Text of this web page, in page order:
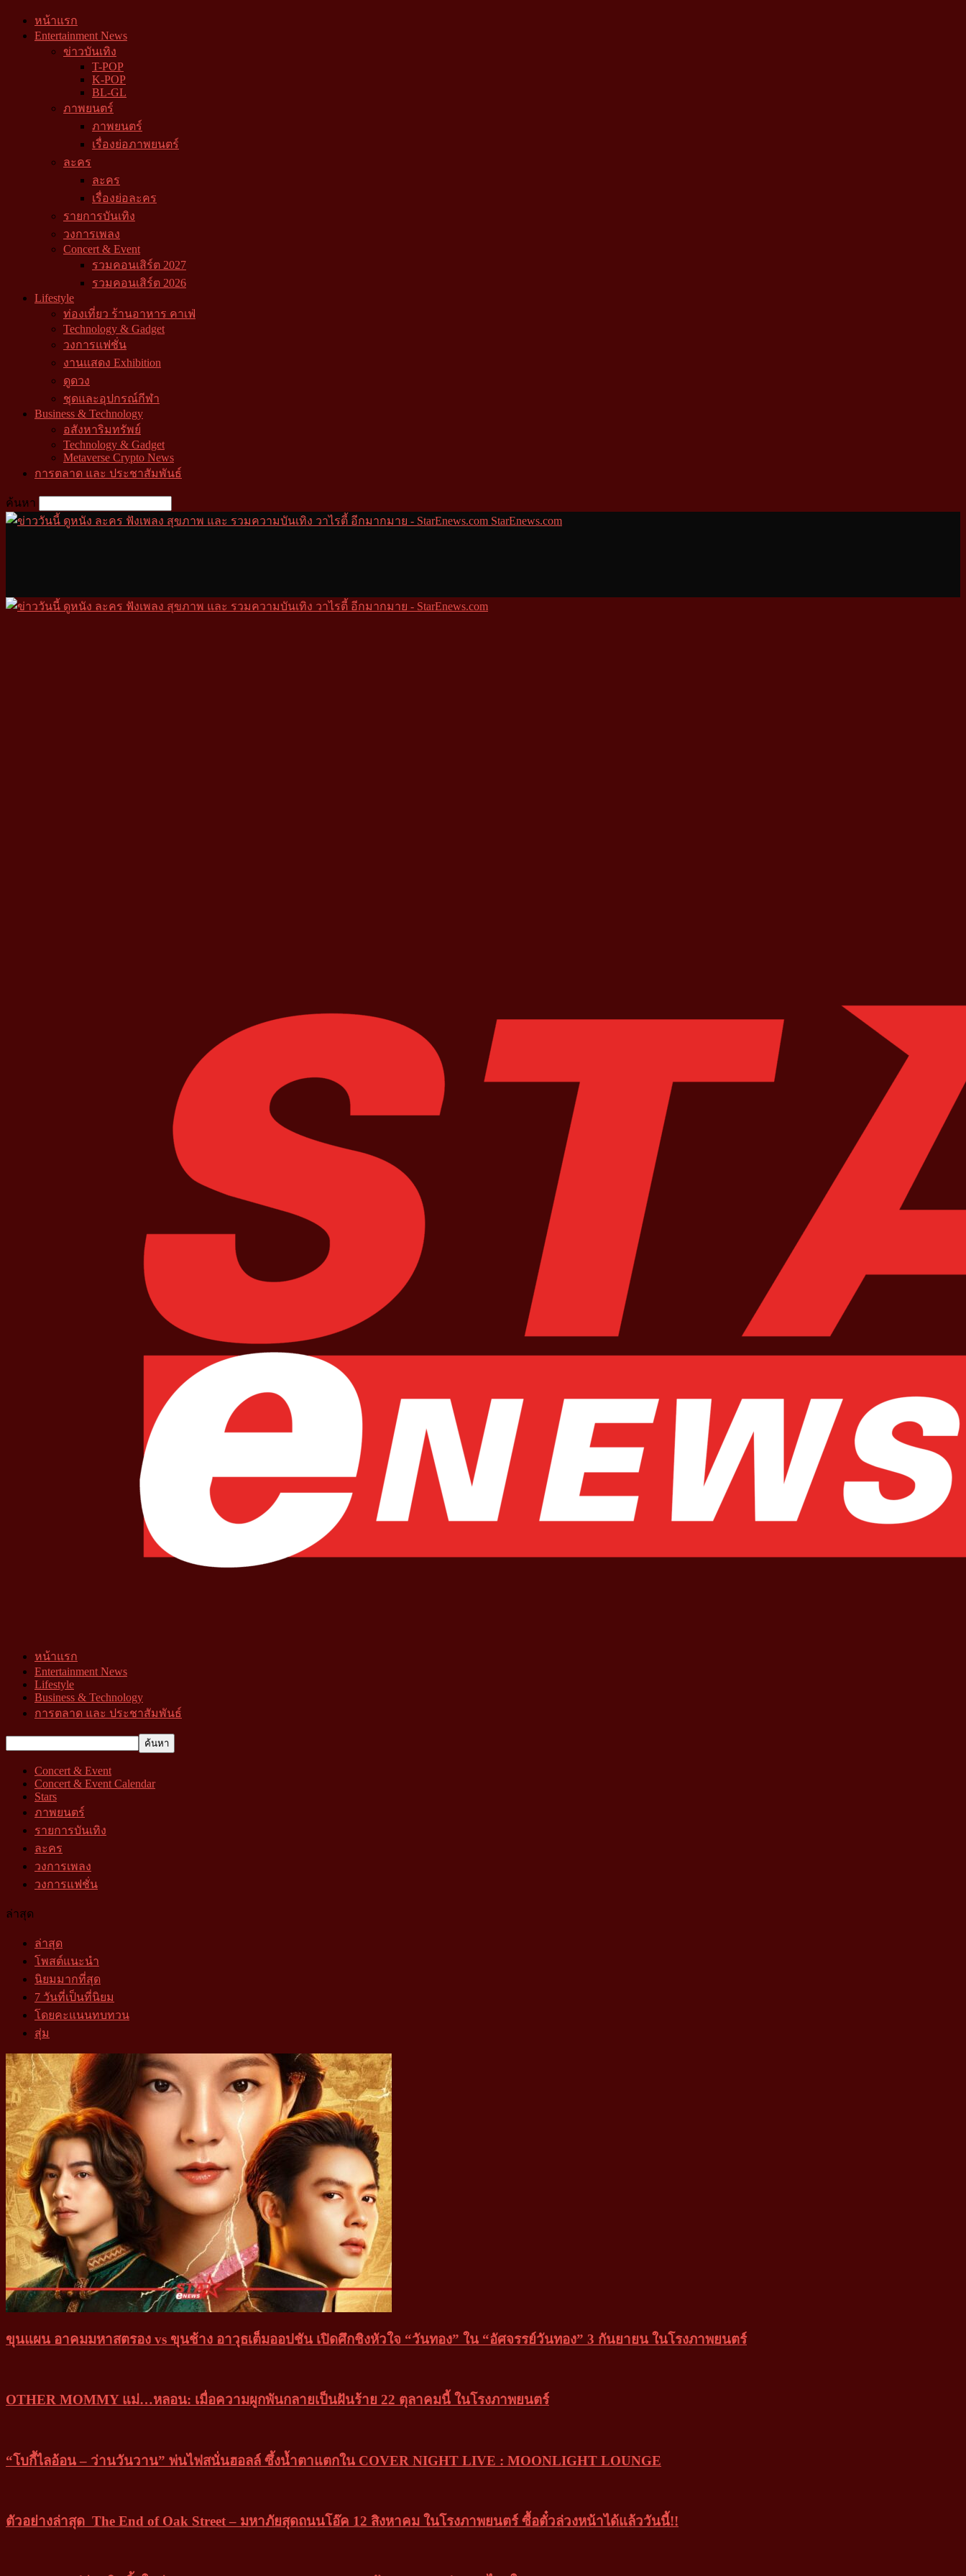
หน้าแรก
Entertainment News
ข่าวบันเทิง
T-POP
K-POP
BL-GL
ภาพยนตร์
ภาพยนตร์
เรื่องย่อภาพยนตร์
ละคร
ละคร
เรื่องย่อละคร
รายการบันเทิง
วงการเพลง
Concert & Event
รวมคอนเสิร์ต 2027
รวมคอนเสิร์ต 2026
Lifestyle
ท่องเที่ยว ร้านอาหาร คาเฟ่
Technology & Gadget
วงการแฟชั่น
งานแสดง Exhibition
ดูดวง
ชุดและอุปกรณ์กีฬา
Business & Technology
อสังหาริมทรัพย์
Technology & Gadget
Metaverse Crypto News
การตลาด และ ประชาสัมพันธ์
ค้นหา
StarEnews.com
หน้าแรก
Entertainment News
Lifestyle
Business & Technology
การตลาด และ ประชาสัมพันธ์
Concert & Event
Concert & Event Calendar
Stars
ภาพยนตร์
รายการบันเทิง
ละคร
วงการเพลง
วงการแฟชั่น
ล่าสุด
ล่าสุด
โพสต์แนะนำ
นิยมมากที่สุด
7 วันที่เป็นที่นิยม
โดยคะแนนทบทวน
สุ่ม
ขุนแผน อาคมมหาสตรอง vs ขุนช้าง อาวุธเต็มออปชัน เปิดศึกชิงหัวใจ “วันทอง” ใน “อัศจรรย์วันทอง” 3 กันยายน ในโรงภาพยนตร์
OTHER MOMMY แม่…หลอน: เมื่อความผูกพันกลายเป็นฝันร้าย 22 ตุลาคมนี้ ในโรงภาพยนตร์
“โบกี้ไลอ้อน – ว่านวันวาน” พ่นไฟสนั่นฮอลล์ ซึ้งน้ำตาแตกใน COVER NIGHT LIVE : MOONLIGHT LOUNGE
ตัวอย่างล่าสุด The End of Oak Street – มหาภัยสุดถนนโอ๊ค 12 สิงหาคม ในโรงภาพยนตร์ ซื้อตั๋วล่วงหน้าได้แล้ววันนี้!!